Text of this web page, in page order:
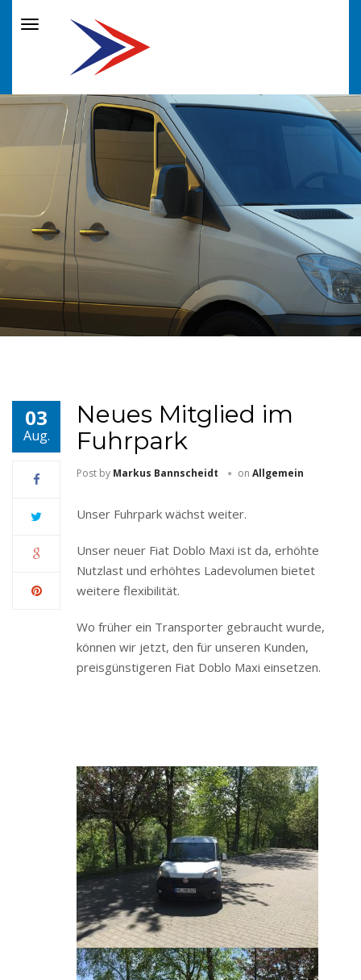
03
Aug.
Neues Mitglied im
Fuhrpark
Post by Markus Bannscheidt on Allgemein
Unser Fuhrpark wächst weiter.
Unser neuer Fiat Doblo Maxi ist da, erhöhte
Nutzlast und erhöhtes Ladevolumen bietet
weitere flexibilität.
Wo früher ein Transporter gebraucht wurde,
können wir jetzt, den für unseren Kunden,
preisgünstigeren Fiat Doblo Maxi einsetzen.